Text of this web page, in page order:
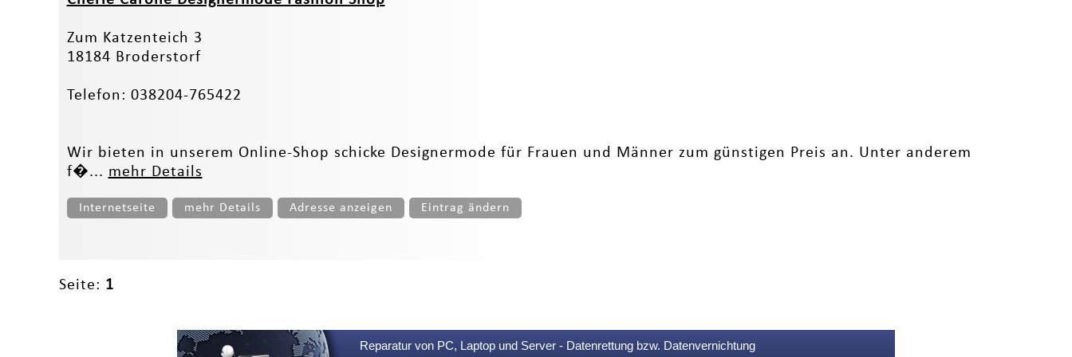
Zum Katzenteich 3
18184 Broderstorf
Telefon: 038204-765422
Wir bieten in unserem Online-Shop schicke Designermode für Frauen und Männer zum günstigen Preis an. Unter anderem
f�... mehr Details
Internetseite mehr Details Adresse anzeigen Eintrag ändern
Seite: 1
Reparatur von PC, Laptop und Server - Datenrettung bzw. Datenvernichtung